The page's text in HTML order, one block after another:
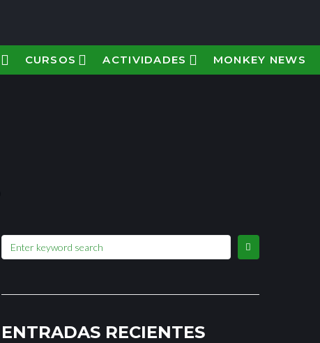
CURSOS ACTIVIDADES MONKEY NEWS
ENTRADAS RECIENTES